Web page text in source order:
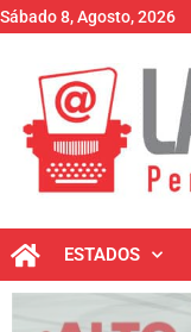
Sábado 8, Agosto, 2026
ESTADOS